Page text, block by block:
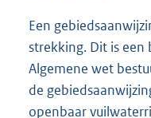
Een
strekking. Dit is een
Algemene wet
de
openbaar